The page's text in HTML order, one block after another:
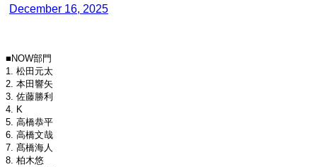
December 16, 2025
■NOW部門
1. 松田元太
2. 本田響矢
3. 佐藤勝利
4. K
5. 高橋恭平
6. 高橋文哉
7. 髙橋海人
8. 柏木悠